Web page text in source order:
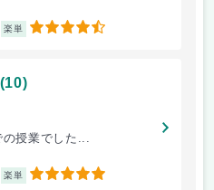
楽単 4.5
(10)
授業でした...
楽単 5